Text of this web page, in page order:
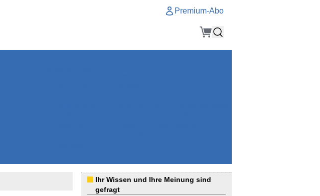
Premium-Abo
Ihr Wissen und Ihre Meinung sind
gefragt